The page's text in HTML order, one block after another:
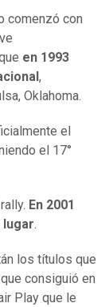
comenzó con
en 1993
,
Oklahoma.
el
el 17°
En 2001
.
los títulos que
consiguió en
Play que le